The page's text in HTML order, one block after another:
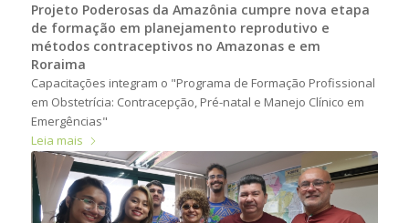
Projeto Poderosas da Amazônia cumpre nova etapa
de formação em planejamento reprodutivo e
métodos contraceptivos no Amazonas e em
Roraima
Capacitações integram o "Programa de Formação Profissional
em Obstetrícia: Contracepção, Pré-natal e Manejo Clínico em
Emergências"
Leia mais